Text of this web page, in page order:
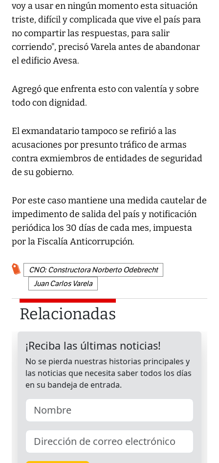
voy a usar en ningún momento esta situación
triste, difícil y complicada que vive el país para
no compartir las respuestas, para salir
corriendo", precisó Varela antes de abandonar
el edificio Avesa.
Agregó que enfrenta esto con valentía y sobre
todo con dignidad.
El exmandatario tampoco se refirió a las
acusaciones por presunto tráfico de armas
contra exmiembros de entidades de seguridad
de su gobierno.
Por este caso mantiene una medida cautelar de
impedimento de salida del país y notificación
periódica los 30 días de cada mes, impuesta
por la Fiscalía Anticorrupción.
CNO: Constructora Norberto Odebrecht
Juan Carlos Varela
Relacionadas